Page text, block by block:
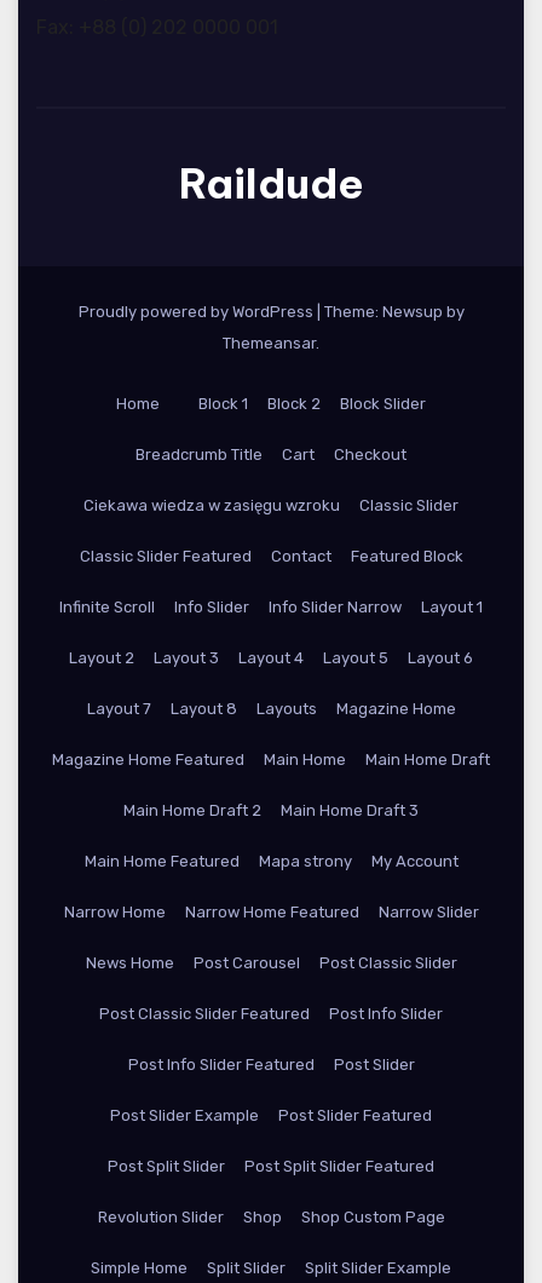
Raildude
Proudly powered by WordPress
Theme: Newsup by
Themeansar.
Home Block 1 Block 2 Block Slider
Breadcrumb Title Cart Checkout
Ciekawa wiedza w zasięgu wzroku Classic Slider
Classic Slider Featured Contact Featured Block
Infinite Scroll Info Slider Info Slider Narrow Layout 1
Layout 2 Layout 3 Layout 4 Layout 5 Layout 6
Layout 7 Layout 8 Layouts Magazine Home
Magazine Home Featured Main Home Main Home Draft
Main Home Draft 2 Main Home Draft 3
Main Home Featured Mapa strony My Account
Narrow Home Narrow Home Featured Narrow Slider
News Home Post Carousel Post Classic Slider
Post Classic Slider Featured Post Info Slider
Post Info Slider Featured Post Slider
Post Slider Example Post Slider Featured
Post Split Slider Post Split Slider Featured
Revolution Slider Shop Shop Custom Page
Simple Home Split Slider Split Slider Example